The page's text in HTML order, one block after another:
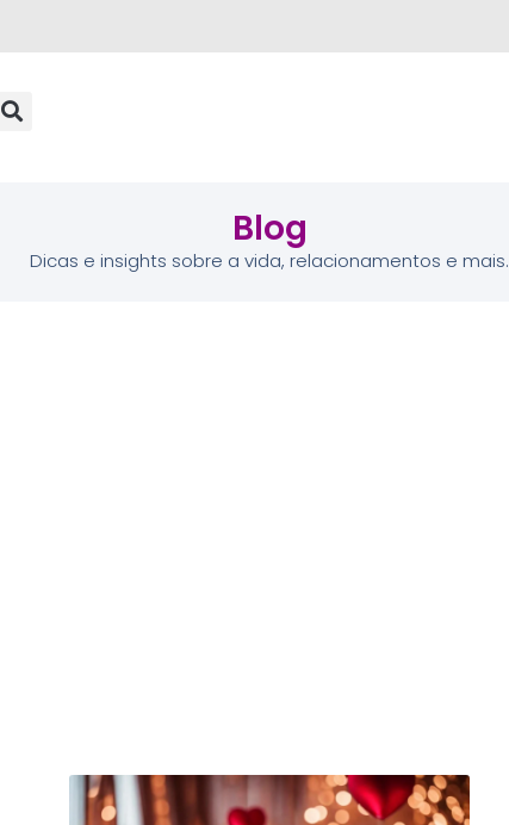
Blog
Dicas e insights sobre a vida, relacionamentos e mais.